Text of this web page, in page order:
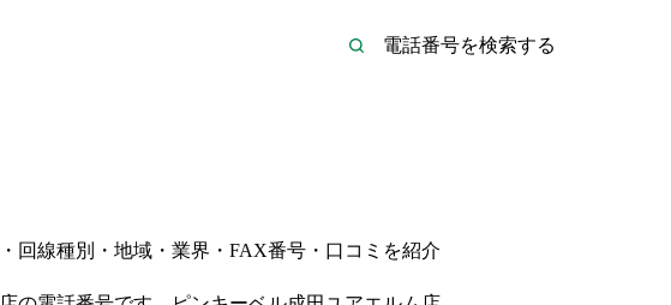
回線種別・地域・業界・FAX番号・口コミを紹介